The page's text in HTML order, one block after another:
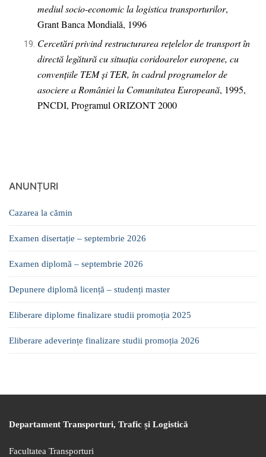
mediul socio-economic la logistica transporturilor,
Grant Banca Mondială, 1996
Cercetări privind restructurarea rețelelor de transport în
directă legătură cu situația coridoarelor europene, cu
convențiile TEM și TER, în cadrul programelor de
asociere a României la Comunitatea Europeană, 1995,
PNCDI, Programul ORIZONT 2000
ANUNȚURI
Cazarea la cămin
Examen disertație – septembrie 2026
Examen diplomă – septembrie 2026
Depunere diplomă licență – studenți master
Eliberare diplome finalizare studii promoția 2025
Eliberare adeverințe finalizare studii promoția 2026
Departament Transporturi, Trafic și Logistică
Facultatea Transporturi